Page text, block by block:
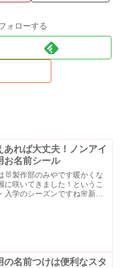
ォローする
あれば大丈夫！ノンアイ
お名前シール
🐰製作部のみやです暖かくな
に咲いてきました！というこ
入学のシーズンですね🌸新生
の名前つけは便利なスタ